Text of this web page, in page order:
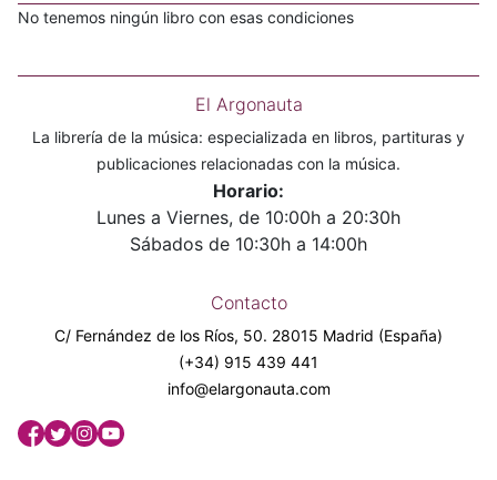
No tenemos ningún libro con esas condiciones
El Argonauta
La librería de la música: especializada en libros, partituras y
publicaciones relacionadas con la música.
Horario:
Lunes a Viernes, de 10:00h a 20:30h
Sábados de 10:30h a 14:00h
Contacto
C/ Fernández de los Ríos, 50. 28015 Madrid (España)
(+34) 915 439 441
info@elargonauta.com